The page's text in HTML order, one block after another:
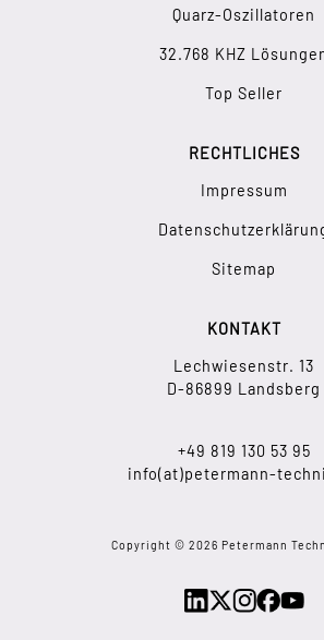
Quarz-Oszillatoren
32.768 KHZ
Top Seller
RECHTLICHES
Impressum
Sitemap
KONTAKT
Lechwiesenstr. 13
D-86899 Landsberg
+49 819 130 53 95
info(at)petermann-
Copyright © 2026 Petermann